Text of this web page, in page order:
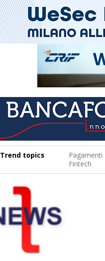
Trend topics Pagamenti
Fintech